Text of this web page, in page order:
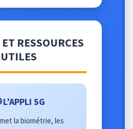
RESSOURCES
UTILES
L’APPLI SG
la biométrie, les